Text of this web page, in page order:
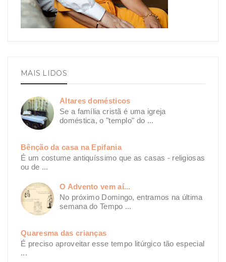
MAIS LIDOS
Altares domésticos
Se a família cristã é uma igreja
doméstica, o "templo" do ...
Bênção da casa na Epifania
É um costume antiquíssimo que as casas - religiosas
ou de ...
O Advento vem aí...
No próximo Domingo, entramos na última
semana do Tempo ...
Quaresma das crianças
É preciso aproveitar esse tempo litúrgico tão especial
...